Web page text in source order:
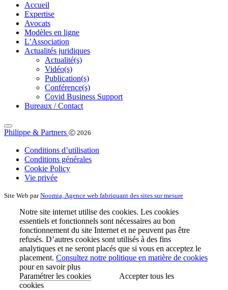
Accueil
Expertise
Avocats
Modèles en ligne
L’Association
Actualités juridiques
Actualité(s)
Vidéo(s)
Publication(s)
Conférence(s)
Covid Business Support
Bureaux / Contact
Philippe & Partners Ⓒ 2026
Conditions d’utilisation
Conditions générales
Cookie Policy
Vie privée
Site Web parNoomia, Agence web fabriquant des sites sur mesure
Notre site internet utilise des cookies. Les cookies
essentiels et fonctionnels sont nécessaires au bon
fonctionnement du site Internet et ne peuvent pas être
refusés. D’autres cookies sont utilisés à des fins
analytiques et ne seront placés que si vous en acceptez le
placement. Consultez notre politique en matière de cookies
pour en savoir plus
Paramétrer les cookies
Accepter tous les
cookies